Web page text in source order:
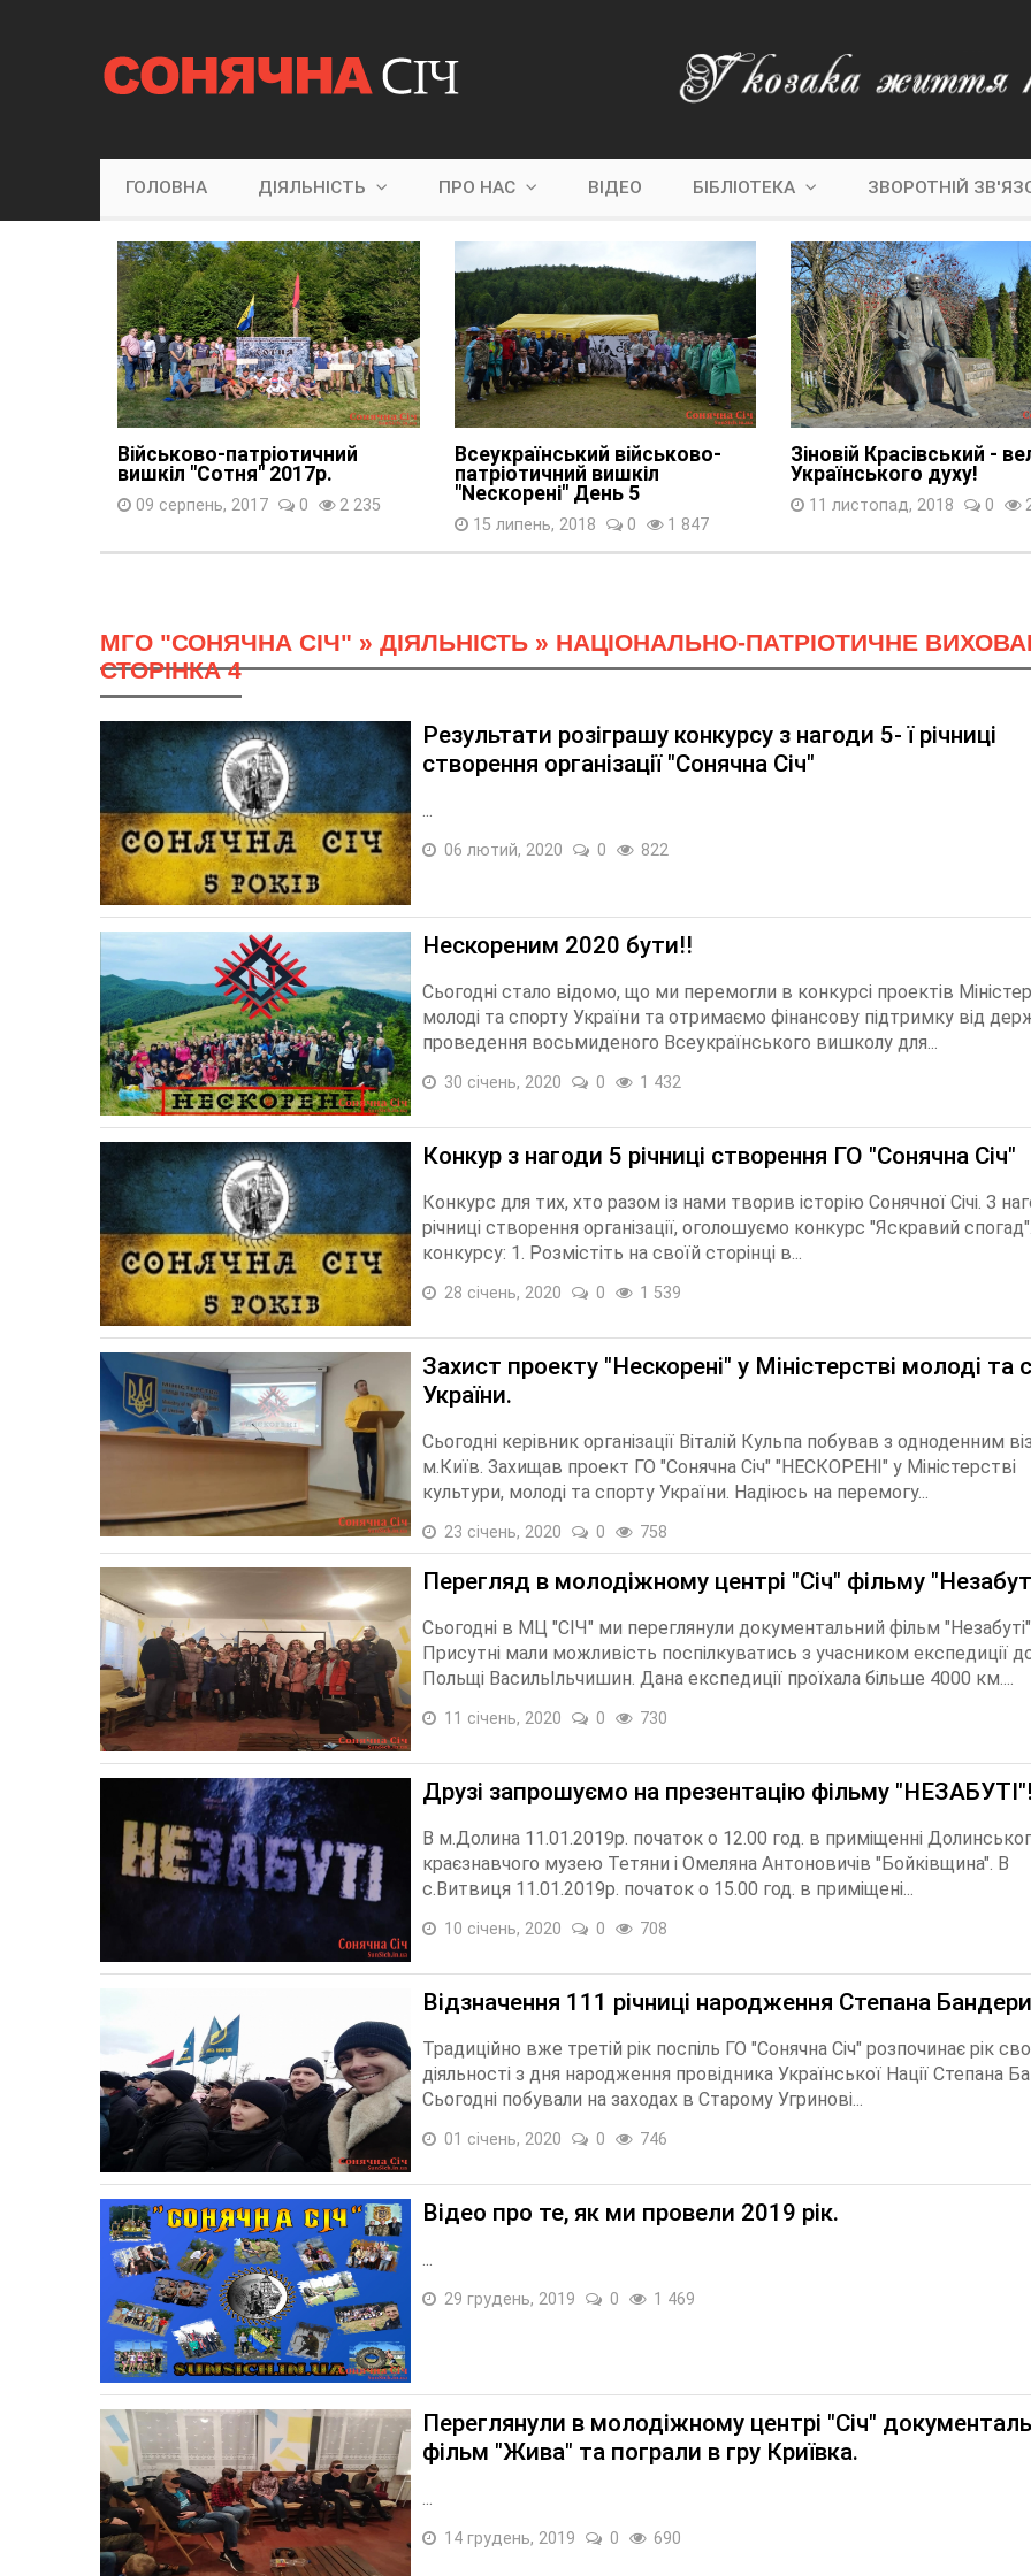
ГОЛОВНА ДІЯЛЬНІСТЬ ПРО НАС ВІДЕО БІБЛІОТЕКА ЗВОРОТНІЙ
Військово-патріотичний
вишкіл "Сотня" 2017р.
09 серпень, 2017 0 2 235
Всеукраїнський військово-
патріотичний вишкіл
"Nескорені" День 5
15 липень, 2018 0 1 847
Зіновій Красівський -
Українського духу!
11 листопад, 2018 0
МГО "СОНЯЧНА СІЧ" » ДІЯЛЬНІСТЬ » НАЦІОНАЛЬНО-ПАТРІОТИЧНЕ
СТОРІНКА 4
Результати розіграшу конкурсу з нагоди 5- ї річниці
створення організації "Сонячна Січ"
...
06 лютий, 2020 0 822
Нескореним 2020 бути!!
Сьогодні стало відомо, що ми перемогли в конкурсі проектів
молоді та спорту України та отримаємо фінансову підтримку від
проведення восьмиденого Всеукраїнського вишколу для...
30 січень, 2020 0 1 432
Конкур з нагоди 5 річниці створення ГО "Сонячна Січ"
Конкурс для тих, хто разом із нами творив історію Сонячної Січі. З
річниці створення організації, оголошуємо конкурс "Яскравий
конкурсу: 1. Розмістіть на своїй сторінці в...
28 січень, 2020 0 1 539
Захист проекту "Нескорені" у Міністерстві молоді та
України.
Сьогодні керівник організації Віталій Кульпа побував з одноденним
м.Київ. Захищав проект ГО "Сонячна Січ" "НЕСКОРЕНІ" у Міністерстві
культури, молоді та спорту України. Надіюсь на перемогу...
23 січень, 2020 0 758
Перегляд в молодіжному центрі "Січ" фільму
Сьогодні в МЦ "СІЧ" ми переглянули документальний фільм
Присутні мали можливість поспілкуватись з учасником експедиції
Польщі ВасильІльчишин. Дана експедиції проїхала більше 4000 км....
11 січень, 2020 0 730
Друзі запрошуємо на презентацію фільму
В м.Долина 11.01.2019р. початок о 12.00 год. в приміщенні
краєзнавчого музею Тетяни і Омеляна Антоновичів "Бойківщина". В
с.Витвиця 11.01.2019р. початок о 15.00 год. в приміщені...
10 січень, 2020 0 708
Відзначення 111 річниці народження Степана
Традиційно вже третій рік поспіль ГО "Сонячна Січ" розпочинає рік
діяльності з дня народження провідника Української Нації Степана
Сьогодні побували на заходах в Старому Угринові...
01 січень, 2020 0 746
Відео про те, як ми провели 2019 рік.
...
29 грудень, 2019 0 1 469
Переглянули в молодіжному центрі "Січ"
фільм "Жива" та пограли в гру Криївка.
...
14 грудень, 2019 0 690